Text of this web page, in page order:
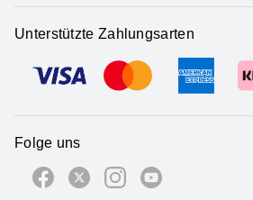
Unterstützte Zahlungsarten
Folge uns